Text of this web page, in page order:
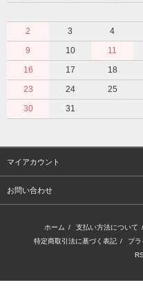
2
3 4
9
10 11
16
17 18
23
24 25
30
31
マイアカウント
お問い合わせ
ホーム / 支払い方法について /
特定商取引法に基づく表記 / プ